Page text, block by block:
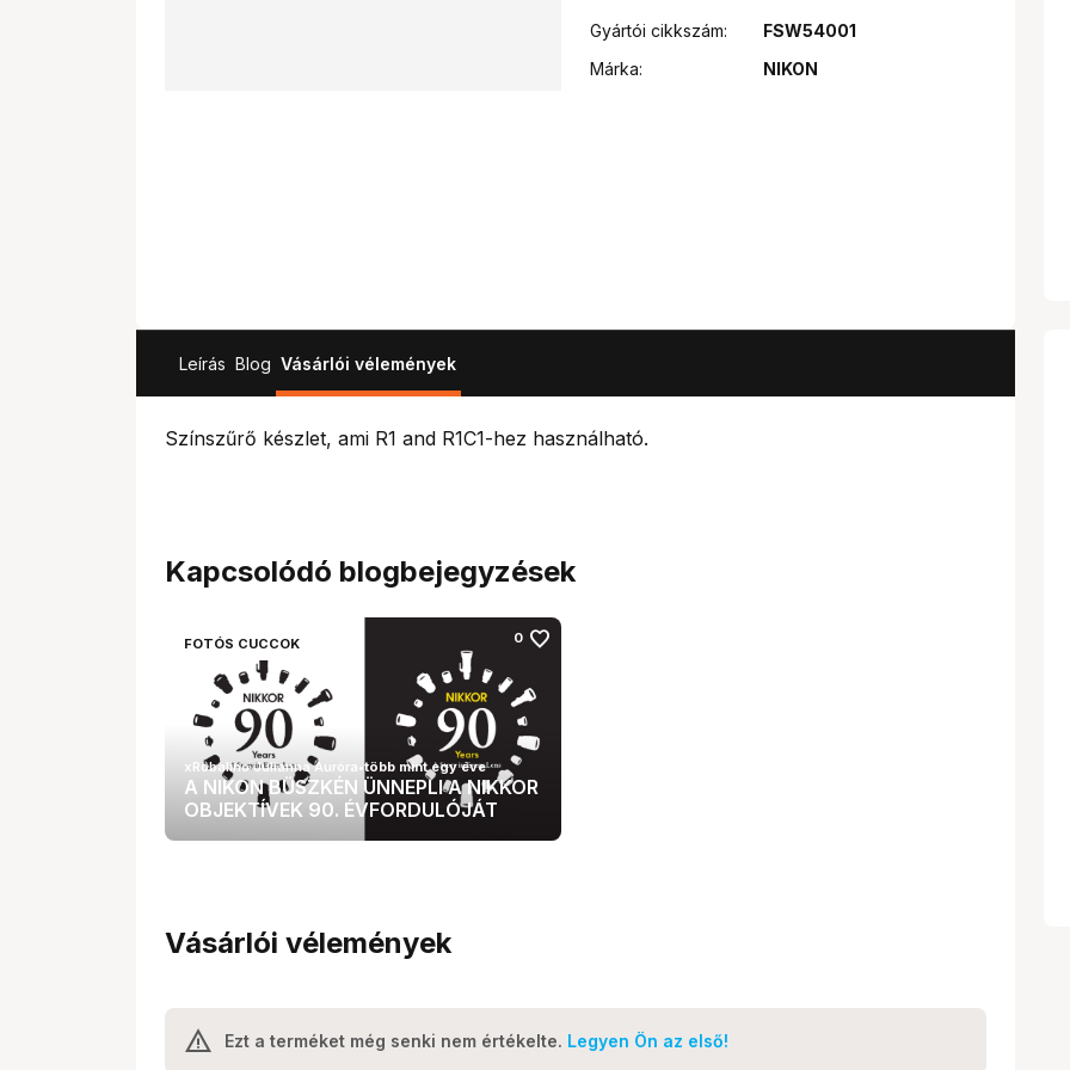
Gyártói cikkszám:
FSW54001
Márka:
NIKON
Leírás Blog Vásárlói vélemények
Színszűrő készlet, ami R1 and R1C1-hez használható.
Kapcsolódó blogbejegyzések
FOTÓS CUCCOK 0 favorite
A NIKON BÜSZKÉN ÜNNEPLI A NIKKOR
OBJEKTÍVEK 90. ÉVFORDULÓJÁT
xRobalino Julianna Auróra•több mint egy éve
Vásárlói vélemények
Ezt a terméket még senki nem értékelte. Legyen Ön az első!